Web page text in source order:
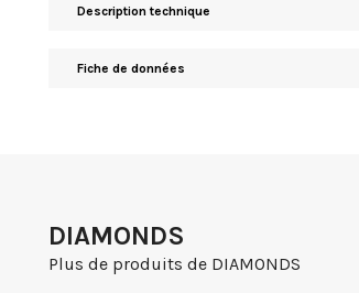
Description technique
Fiche de données
DIAMONDS
Plus de produits de DIAMONDS